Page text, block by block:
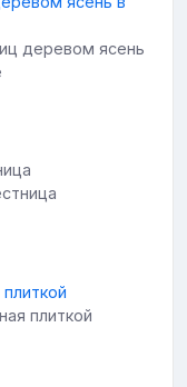
деревом ясень
плиткой